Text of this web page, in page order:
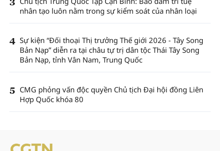
nhân tạo luôn nằm trong sự kiểm soát của nhân loại
4 Sự kiện “Đối thoại Thị trưởng Thế giới 2026 - Tây Song
Bản Nạp” diễn ra tại châu tự trị dân tộc Thái Tây Song
Bản Nạp, tỉnh Vân Nam, Trung Quốc
5 CMG phỏng vấn độc quyền Chủ tịch Đại hội đồng Liên
Hợp Quốc khóa 80